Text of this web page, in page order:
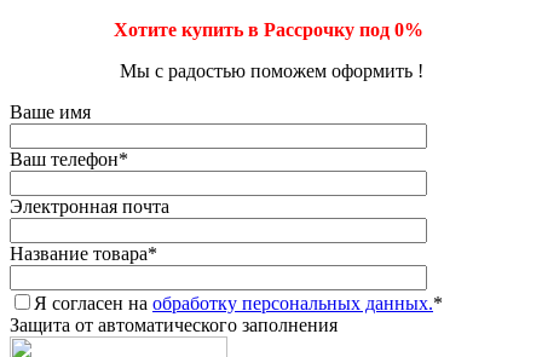
Хотите купить в Рассрочку под 0%
Мы с радостью поможем оформить !
Ваше имя
Ваш телефон*
Электронная почта
Название товара*
Я согласен на обработку персональных данных.*
Защита от автоматического заполнения